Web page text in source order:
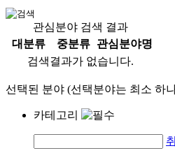
관심분야 검색 결과
대분류
중분류
관심분야명
검색결과가 없습니다.
선택된 분야 (선택분야는 최소 하
카테고리